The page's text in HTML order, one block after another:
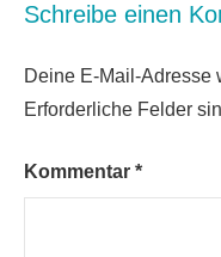
Schreibe einen
Deine E-Mail-Adresse
Erforderliche Felder
Kommentar *